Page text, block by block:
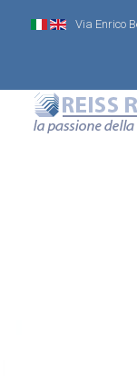
Via Enrico